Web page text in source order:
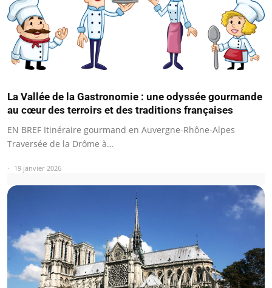
La Vallée de la Gastronomie : une odyssée gourmande
au cœur des terroirs et des traditions françaises
EN BREF Itinéraire gourmand en Auvergne-Rhône-Alpes
Traversée de la Drôme à…
19 janvier 2026